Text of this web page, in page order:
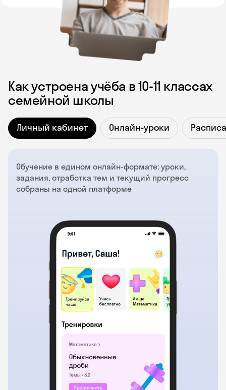
Как устроена учёба в 10‑11 классах
семейной школы
Личный кабинет Онлайн-уроки
Обучение в едином онлайн-формате: уроки,
задания, отработка тем и текущий прогресс
собраны на одной платформе